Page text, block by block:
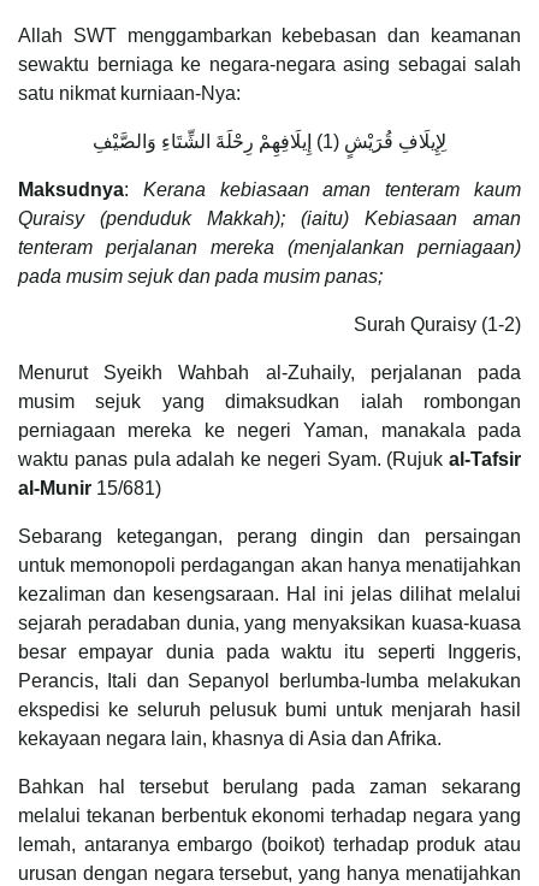
Allah SWT menggambarkan kebebasan dan keamanan
sewaktu berniaga ke negara-negara asing sebagai salah
satu nikmat kurniaan-Nya:
لِإِيلَافِ قُرَيْشٍ (1) إِيلَافِهِمْ رِحْلَةَ الشِّتَاءِ وَالصَّيْفِ
Maksudnya: Kerana kebiasaan aman tenteram kaum
Quraisy (penduduk Makkah); (iaitu) Kebiasaan aman
tenteram perjalanan mereka (menjalankan perniagaan)
pada musim sejuk dan pada musim panas;
Surah Quraisy (1-2)
Menurut Syeikh Wahbah al-Zuhaily, perjalanan pada
musim sejuk yang dimaksudkan ialah rombongan
perniagaan mereka ke negeri Yaman, manakala pada
waktu panas pula adalah ke negeri Syam. (Rujuk al-Tafsir
al-Munir 15/681)
Sebarang ketegangan, perang dingin dan persaingan
untuk memonopoli perdagangan akan hanya menatijahkan
kezaliman dan kesengsaraan. Hal ini jelas dilihat melalui
sejarah peradaban dunia, yang menyaksikan kuasa-kuasa
besar empayar dunia pada waktu itu seperti Inggeris,
Perancis, Itali dan Sepanyol berlumba-lumba melakukan
ekspedisi ke seluruh pelusuk bumi untuk menjarah hasil
kekayaan negara lain, khasnya di Asia dan Afrika.
Bahkan hal tersebut berulang pada zaman sekarang
melalui tekanan berbentuk ekonomi terhadap negara yang
lemah, antaranya embargo (boikot) terhadap produk atau
urusan dengan negara tersebut, yang hanya menatijahkan